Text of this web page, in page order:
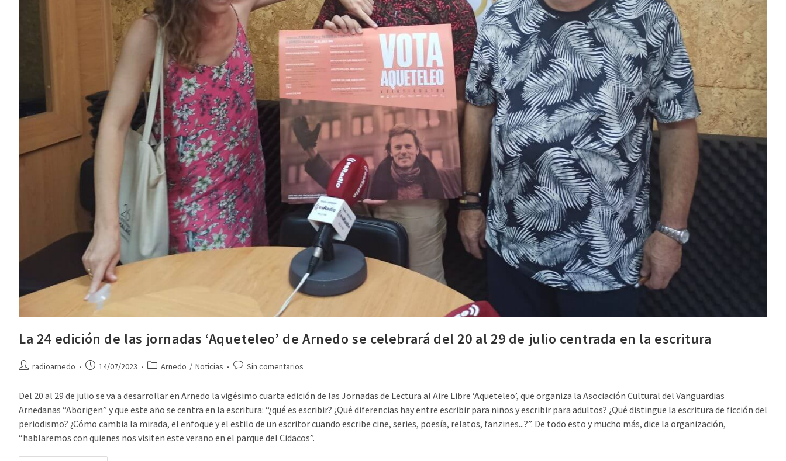
La 24 edición de las jornadas ‘Aqueteleo’ de Arnedo se celebrará del 20 al 29 de julio centrada en la escritura
radioarnedo 14/07/2023 Arnedo / Noticias Sin comentarios
Del 20 al 29 de julio se va a desarrollar en Arnedo la vigésimo cuarta edición de las Jornadas de Lectura al Aire Libre ‘Aqueteleo’, que organiza la Asociación Cultural del Vanguardias
Arnedanas “Aborigen” y que este año se centra en la escritura: “¿qué es escribir? ¿Qué diferencias hay entre escribir para niños y escribir para adultos? ¿Qué distingue la escritura de ficción del
periodismo? ¿Cómo cambia la mirada, el enfoque y el estilo de un escritor cuando escribe cine, series, poesía, relatos, fanzines...?”. De todo esto y mucho más, dice la organización,
“hablaremos con quienes nos visiten este verano en el parque del Cidacos”.